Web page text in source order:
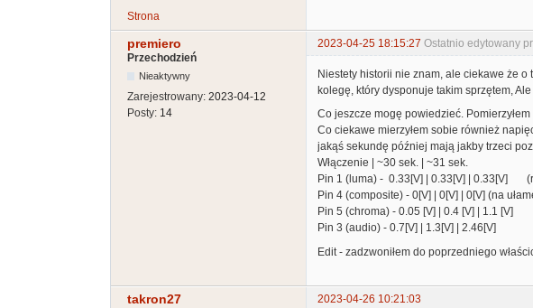
Strona
premiero 2023-04-25 18:15:27 Ostatnio edytowany
Przechodzień
Nieaktywny
Zarejestrowany: 2023-04-12
Posty: 14
Niestety historii nie znam, ale ciekawe że
kolegę, który dysponuje takim sprzętem,
Co jeszcze mogę powiedzieć.
Co ciekawe mierzyłem sobie również
jakąś sekundę później mają jakby trzeci
Włączenie | ~30 sek. | ~31 sek.
Pin 1 (luma) - 0.33[V] | 0.33[V] | 0.33[V]
Pin 4 (composite) - 0[V] | 0[V] | 0[V] (na
Pin 5 (chroma) - 0.05 [V] | 0.4 [V] | 1.1 [V]
Pin 3 (audio) - 0.7[V] | 1.3[V] | 2.46[V]
Edit - zadzwoniłem do poprzedniego
takron27 2023-04-26 10:21:03